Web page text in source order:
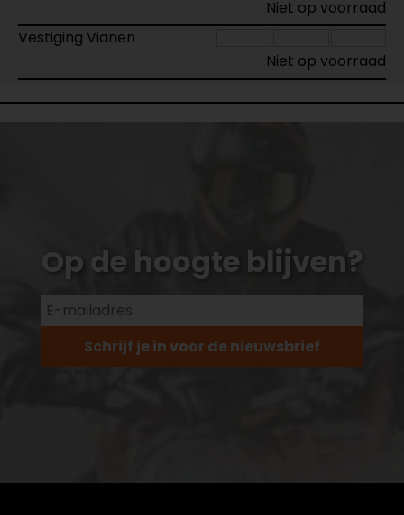
Niet op voorraad
Vestiging Vianen
Niet op voorraad
Op de hoogte blijven?
Schrijf je in voor de nieuwsbrief